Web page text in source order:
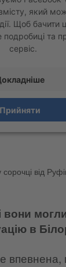
який
Щоб бачити
подробиці та
сервіс.
Прийняти
від
в